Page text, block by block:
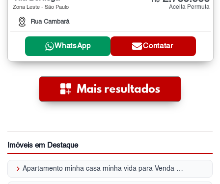
Zona Leste - São Paulo
Rua Cambará
Aceita Permuta
WhatsApp Contatar
Imóveis em Destaque
keyboard_arrow_right Apartamento minha casa minha vida para Venda | Belenzinho